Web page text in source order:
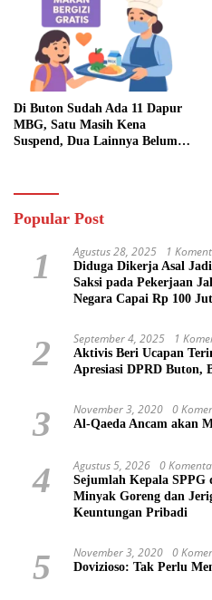
Di Buton Sudah Ada 11 Dapur
MBG, Satu Masih Kena
Suspend, Dua Lainnya Belum
Popular Post
1 Agustus 28, 2025 1
Diduga Dikerja Asal
Saksi pada Pekerjaan
Negara Capai Rp 100
2 September 4, 2025 1
Aktivis Beri Ucapan
Apresiasi DPRD Buton,
3 November 3, 2020 0
Al-Qaeda Ancam akan
4 Agustus 5, 2026 0
Sejumlah Kepala
Minyak Goreng dan
Keuntungan Pribadi
5 November 3, 2020 0
Dovizioso: Tak Perlu